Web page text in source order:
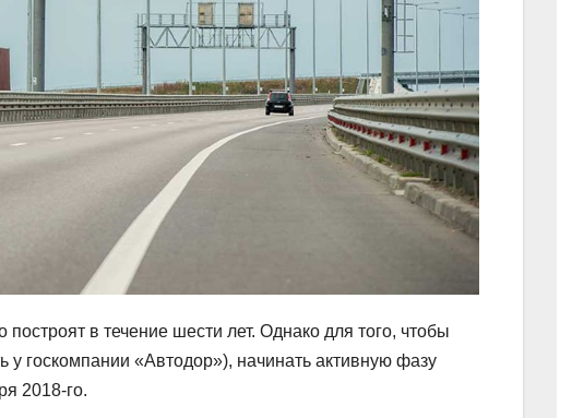
в течение шести лет. Однако для того, чтобы
у госкомпании «Автодор»), начинать активную фазу
2018-го.